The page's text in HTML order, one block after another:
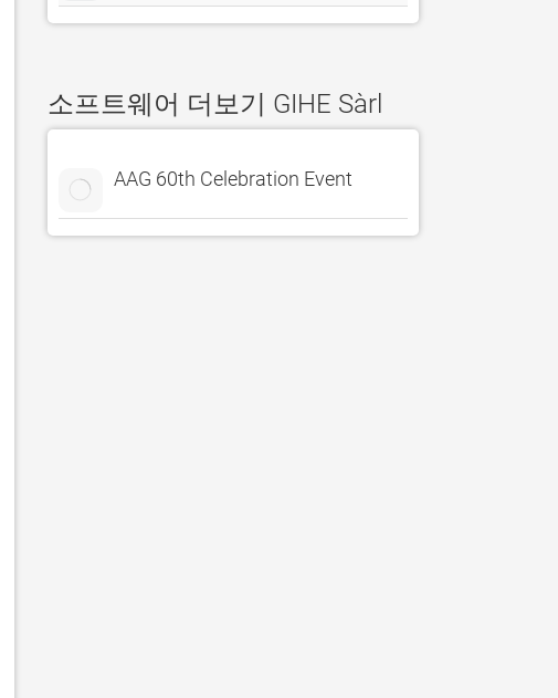
소프트웨어 더보기 GIHE Sàrl
AAG 60th Celebration Event